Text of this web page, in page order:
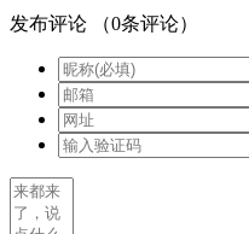
发布评论 （0条评论）